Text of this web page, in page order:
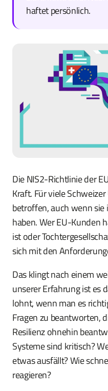
haftet persönlich.
Die NIS2-Richtlinie der
Kraft. Für viele
betroffen, auch wenn sie
haben. Wer EU-Kunden
ist oder
sich mit den
Das klingt nach einem
unserer Erfahrung ist es
lohnt, wenn man es
Fragen zu beantworten,
Resilienz ohnehin
Systeme sind kritisch?
etwas ausfällt? Wie
reagieren?